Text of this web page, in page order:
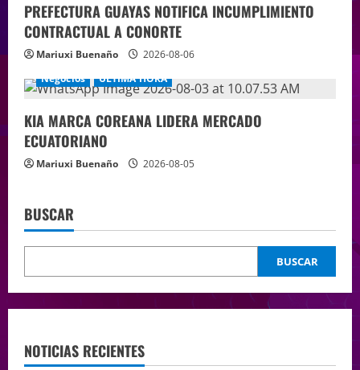
PREFECTURA GUAYAS NOTIFICA INCUMPLIMIENTO
CONTRACTUAL A CONORTE
Mariuxi Buenaño
2026-08-06
Negocios
ÚLTIMA HORA
KIA MARCA COREANA LIDERA MERCADO
ECUATORIANO
Mariuxi Buenaño 2026-08-05
BUSCAR
BUSCAR
NOTICIAS RECIENTES